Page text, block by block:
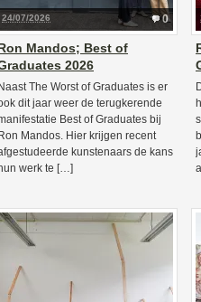
0
24/07/2026
Mandos; Best of
2026
Naast The Worst of Graduates is er
dit jaar weer de terugkerende
Best of Graduates bij
Ron Mandos. Hier krijgen recent
kunstenaars de kans
hun werk te […]